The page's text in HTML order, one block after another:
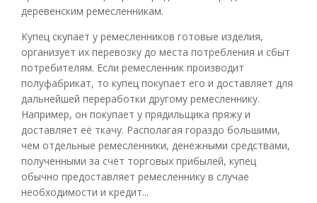
деревенским ремесленникам.
Купец скупает у ремесленников готовые изделия,
организует их перевозку до места потребления и сбыт
потребителям. Если ремесленник производит
полуфабрикат, то купец покупает его и доставляет для
дальнейшей переработки другому ремесленнику.
Например, он покупает у прядильщика пряжу и
доставляет её ткачу. Располагая гораздо большими,
чем отдельные ремесленники, денежными средствами,
полученными за счёт торговых прибылей, купец
обычно предоставляет ремесленнику в случае
необходимости и кредит...